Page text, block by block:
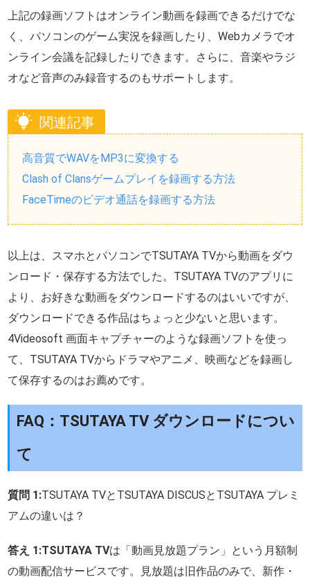
上記の録画ソフトはオンライン動画を録画できるだけでな
く、パソコンのゲーム実況を録画したり、Webカメラでオ
ンライン会議を記録したりできます。さらに、音楽やラジ
オなど音声のみ録音するのもサポートします。
関連記事
高音質でWAVをMP3に変換する
Clash of Clansゲームプレイを録画する方法
FaceTimeのビデオ通話を録画する方法
以上は、スマホとパソコンでTSUTAYA TVから動画をダウ
ンロード・保存する方法でした。TSUTAYA TVのアプリに
より、お好きな動画をダウンロードするのはいいですが、
ダウンロードできる作品はちょっと少ないと思います。
4Videosoft 画面キャプチャーのような録画ソフトを使っ
て、TSUTAYA TVからドラマやアニメ、映画などを録画し
て保存するのはお薦めです。
FAQ：TSUTAYA TV ダウンロードについ
て
質問 1:TSUTAYA TVとTSUTAYA DISCUSとTSUTAYA プレミ
アムの違いは？
答え 1:TSUTAYA TVは「動画見放題プラン」という月額制
の動画配信サービスです。見放題は旧作品のみで、新作・